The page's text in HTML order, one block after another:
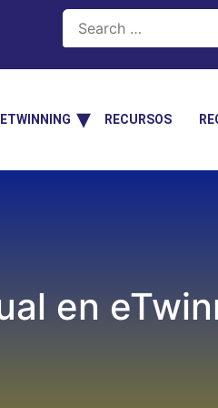
RECURSOS
en